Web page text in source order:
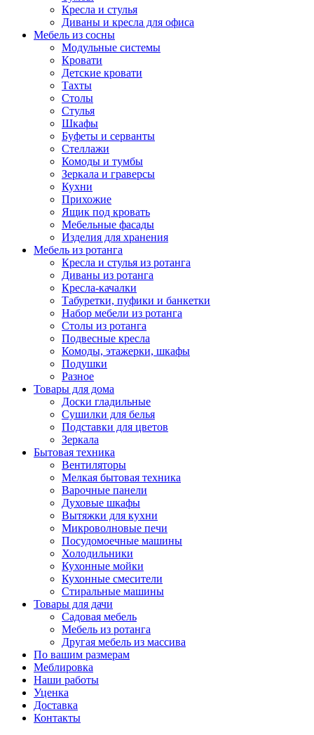
Кресла и стулья
Диваны и кресла для офиса
Мебель из сосны
Модульные системы
Кровати
Детские кровати
Тахты
Столы
Стулья
Шкафы
Буфеты и серванты
Стеллажи
Комоды и тумбы
Зеркала и граверсы
Кухни
Прихожие
Ящик под кровать
Мебельные фасады
Изделия для хранения
Мебель из ротанга
Кресла и стулья из ротанга
Диваны из ротанга
Кресла-качалки
Табуретки, пуфики и банкетки
Набор мебели из ротанга
Столы из ротанга
Подвесные кресла
Комоды, этажерки, шкафы
Подушки
Разное
Товары для дома
Доски гладильные
Сушилки для белья
Подставки для цветов
Зеркала
Бытовая техника
Вентиляторы
Мелкая бытовая техника
Варочные панели
Духовые шкафы
Вытяжки для кухни
Микроволновые печи
Посудомоечные машины
Холодильники
Кухонные мойки
Кухонные смесители
Стиральные машины
Товары для дачи
Садовая мебель
Мебель из ротанга
Другая мебель из массива
По вашим размерам
Меблировка
Наши работы
Уценка
Доставка
Контакты